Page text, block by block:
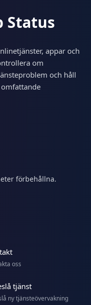
Status
appar och
om
och håll
förbehållna.
oss
tjänst
ny tjänsteövervakning